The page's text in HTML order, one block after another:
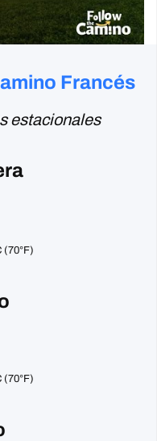
Francés
estacionales
(70°F)
(70°F)